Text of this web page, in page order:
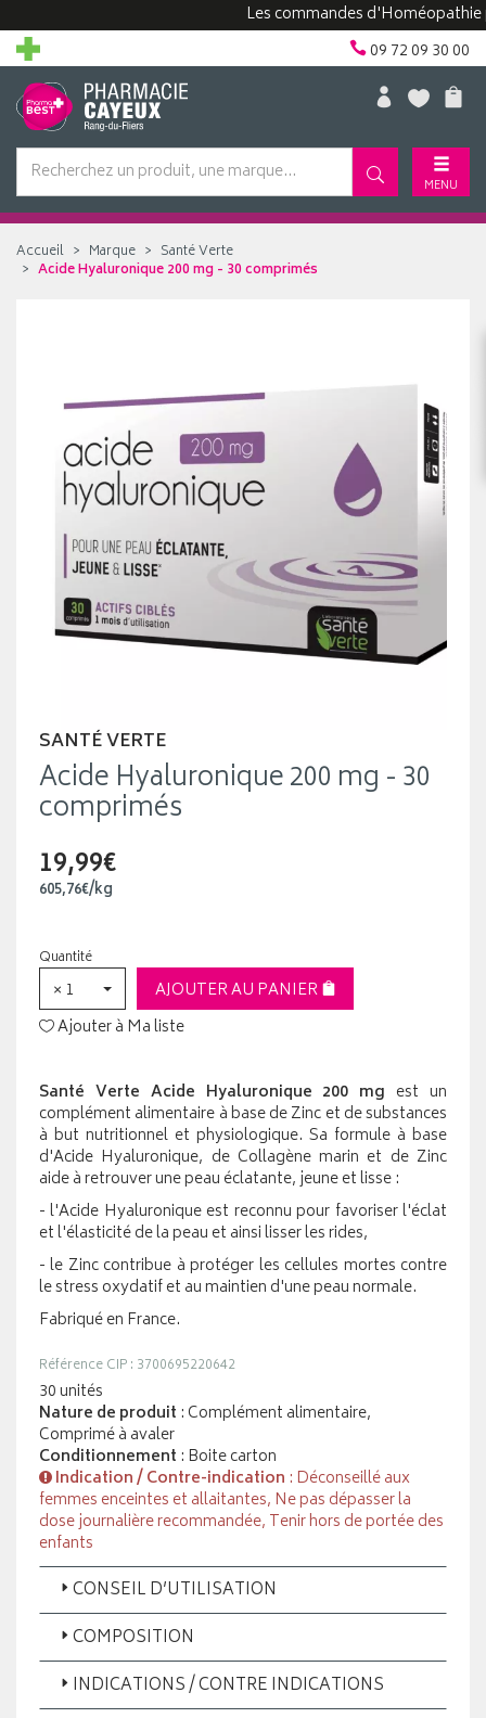
Les commandes d'Homéopathie
09 72 09 30 00
MENU
Accueil Marque
Santé Verte
Acide Hyaluronique 200 mg - 30 comprimés
SANTÉ VERTE
Acide Hyaluronique 200 mg - 30
comprimés
19,99€
605,76€/kg
Quantité
× 1
AJOUTER AU PANIER
Ajouter à Ma liste
Santé Verte Acide Hyaluronique 200 mg est un
complément alimentaire à base de Zinc et de substances
à but nutritionnel et physiologique. Sa formule à base
d'Acide Hyaluronique, de Collagène marin et de Zinc
aide à retrouver une peau éclatante, jeune et lisse :
- l'Acide Hyaluronique est reconnu pour favoriser l'éclat
et l'élasticité de la peau et ainsi lisser les rides,
- le Zinc contribue à protéger les cellules mortes contre
le stress oxydatif et au maintien d'une peau normale.
Fabriqué en France.
Référence CIP : 3700695220642
30 unités
Nature de produit : Complément alimentaire,
Comprimé à avaler
Conditionnement : Boite carton
Indication / Contre-indication : Déconseillé aux
femmes enceintes et allaitantes, Ne pas dépasser la
dose journalière recommandée, Tenir hors de portée des
enfants
CONSEIL D’UTILISATION
COMPOSITION
INDICATIONS / CONTRE INDICATIONS